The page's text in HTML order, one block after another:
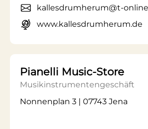
kallesdrumherum@t-
www.kallesdrumherum.de
Pianelli Music-Store
Musikinstrumentengeschäft
Nonnenplan 3 | 07743 Jena